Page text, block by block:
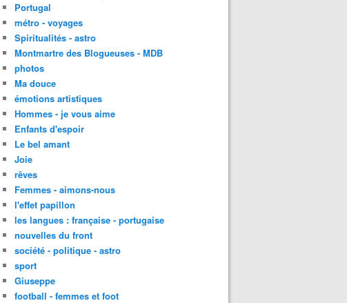
Portugal
métro - voyages
Spiritualités - astro
Montmartre des Blogueuses - MDB
photos
Ma douce
émotions artistiques
Hommes - je vous aime
Enfants d'espoir
Le bel amant
Joie
rêves
Femmes - aimons-nous
l'effet papillon
les langues : française - portugaise
nouvelles du front
société - politique - astro
sport
Giuseppe
football - femmes et foot